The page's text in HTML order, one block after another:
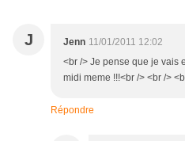
J Jenn 11/01/2011 12:02
<br /> Je pense que je vais
midi meme !!!<br /> <br />
Répondre